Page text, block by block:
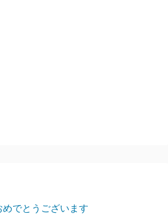
でとうございます